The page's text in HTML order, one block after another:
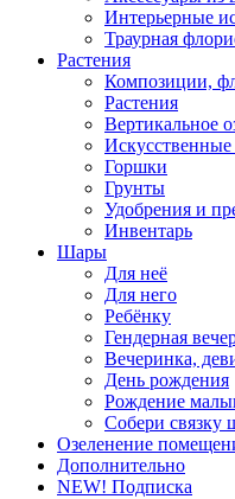
Интерьерные
Траурная
Растения
Композиции,
Растения
Вертикальное
Искусственные
Горшки
Грунты
Удобрения и
Инвентарь
Шары
Для неё
Для него
Ребёнку
Гендерная
Вечеринка,
День рождения
Рождение
Собери связку
Озеленение
Дополнительно
NEW! Подписка